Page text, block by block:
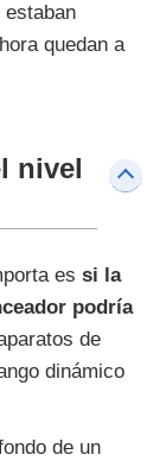
quedan a
nivel
es si la
podría
de
dinámico
de un